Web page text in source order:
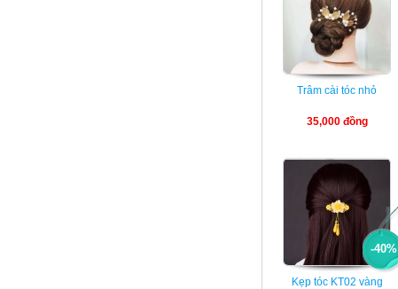
Trâm cài tóc nhỏ
35,000 đồng
-40%
Kẹp tóc KT02 vàng